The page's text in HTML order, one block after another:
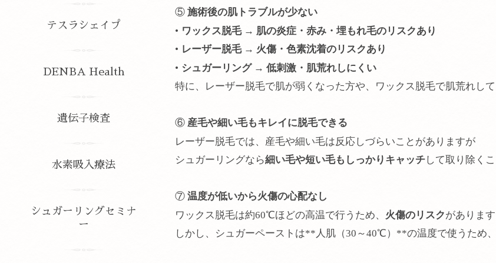
⑤ 施術後の肌トラブルが少ない
• ワックス脱毛 → 肌の炎症・赤み・埋もれ毛のリスクあり
• レーザー脱毛 → 火傷・色素沈着のリスクあり
• シュガーリング → 低刺激・肌荒れしにくい
特に、レーザー脱毛で肌が弱くなった方や、ワックス脱毛で肌荒れし
⑥ 産毛や細い毛もキレイに脱毛できる
レーザー脱毛では、産毛や細い毛は反応しづらいことがありますが
シュガーリングなら細い毛や短い毛もしっかりキャッチして取り除く
⑦ 温度が低いから火傷の心配なし
ワックス脱毛は約60℃ほどの高温で行うため、 火傷のリスクがあります
しかし、シュガーペーストは**人肌（30～40℃）**の温度で使うため、
テスラシェイプ
DENBA Health
遺伝子検査
水素吸入療法
シュガーリングセミナ
ー